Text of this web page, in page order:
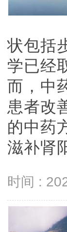
状包括
学已经
而，中
患者改
的中药
滋补肾
时间 :